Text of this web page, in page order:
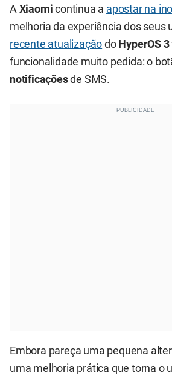
A Xiaomi continua a apostar na
melhoria da experiência dos seus
recente atualização do HyperOS 3
funcionalidade muito pedida: o
notificaçõesde SMS.
Embora pareça uma pequena
uma melhoria prática que torna o